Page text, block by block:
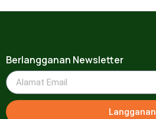
Berlangganan Newsletter
Langganan